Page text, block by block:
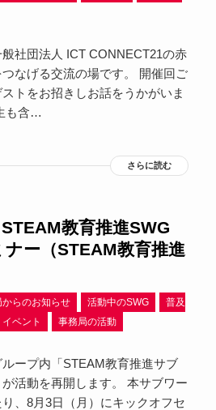
般社団法人 ICT CONNECT21の赤
なげる交流の場です。 開催回ご
トをお招きしお話をうかがいま
も含…
さらに読む
STEAM教育推進SWG
ー（STEAM教育推進
からのお知らせ 活動中のSWG
普及
イベント 事務局の活動
ープ内「STEAM教育推進サブ
活動を再開します。 本サブワー
、8月3日（月）にキックオフセ